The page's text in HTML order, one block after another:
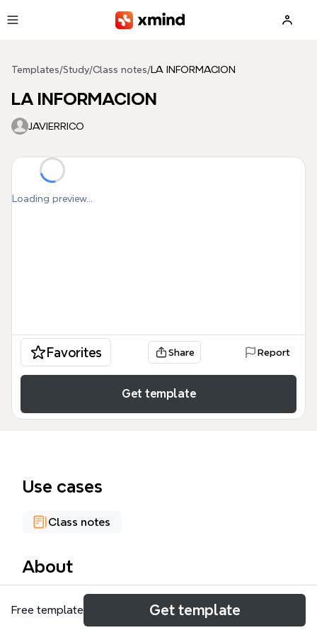
Templates/Study/Class notes/LA INFORMACION
LA INFORMACION
JAVIERRICO
Loading preview...
Favorites Share Report
Get template
Use cases
Class notes
About
El mapa mental 'La Información' de Xmind es una
plantilla educativa que desglosa el concepto de
Free template Get template